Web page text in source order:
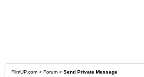
FilmUP.com > Forum > Send Private Message